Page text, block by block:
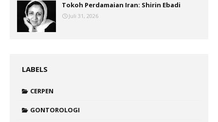
Tokoh Perdamaian Iran: Shirin Ebadi
Juli 31, 2026
LABELS
CERPEN
GONTOROLOGI